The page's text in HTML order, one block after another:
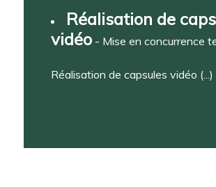
Réalisation de
vidéo- Mise en concurrence
Réalisation de capsules vidéo (...)